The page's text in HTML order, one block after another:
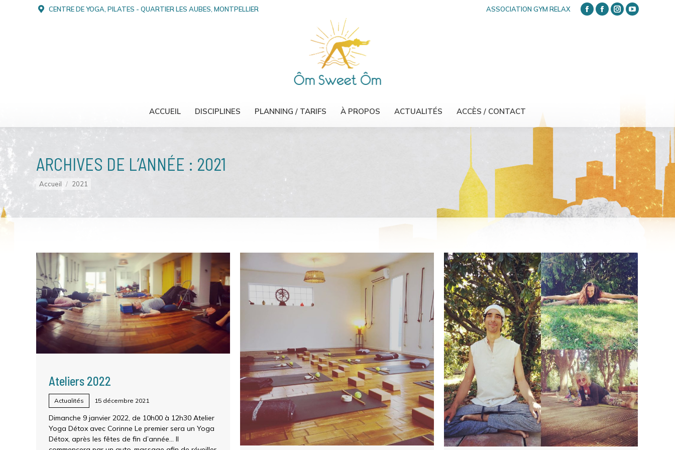
CENTRE DE YOGA, PILATES - QUARTIER LES AUBES, MONTPELLIER ASSOCIATION GYM RELAX
FACEBOOK
FACEBOOK
INSTAGRAM
YOUTUBE
ACCUEIL DISCIPLINES PLANNING / TARIFS À PROPOS ACTUALITÉS ACCÈS / CONTACT
ARCHIVES DE L’ANNÉE : 2021
Vous êtes ici :
Accueil 2021
Ateliers 2022
Actualités 15 décembre 2021
Dimanche 9 janvier 2022, de 10h00 à 12h30 Atelier
Yoga Détox avec Corinne Le premier sera un Yoga
Détox, après les fêtes de fin d’année… Il